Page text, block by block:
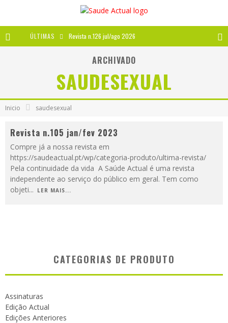
ÚLTIMAS Revista n.126 jul/ago 2026
Revista n.125 mai/jun 2026
Revista n.124 mar/abr 2026
A IMPORTÂNCIA DOS ANTIOXIDANTES
ARCHIVADO
SAUDESEXUAL
Inicio saudesexual
Revista n.105 jan/fev 2023
Compre já a nossa revista em
https://saudeactual.pt/wp/categoria-produto/ultima-revista/
Pela continuidade da vida A Saúde Actual é uma revista
independente ao serviço do público em geral. Tem como
objeti... LER MAIS...
CATEGORIAS DE PRODUTO
Assinaturas
Edição Actual
Edições Anteriores